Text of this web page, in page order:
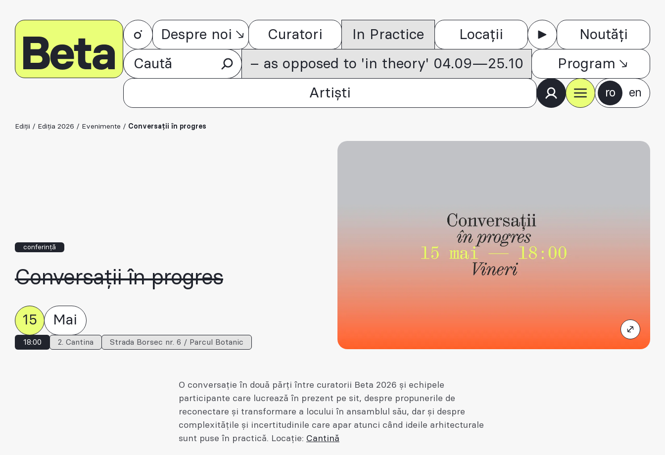
Despre noi Curatori In Practice Locații Noutăți
– as opposed to 'in theory' 04.09—25.10 Program
Artiști ro en
Ediții / Ediția 2026 / Evenimente / Conversații în progres
conferință
Conversații în progres
15 Mai
18:00 2. Cantina Strada Borsec nr. 6 / Parcul Botanic
O conversație în două părți între curatorii Beta 2026 și echipele
participante care lucrează în prezent pe sit, despre propunerile de
reconectare și transformare a locului în ansamblul său, dar și despre
complexitățile și incertitudinile care apar atunci când ideile arhitecturale
sunt puse în practică. Locație: Cantină